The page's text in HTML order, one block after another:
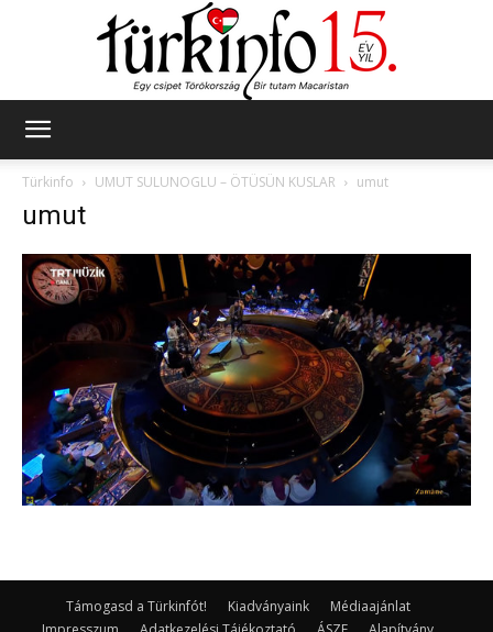
Türkinfo
UMUT SULUNOGLU – ÖTÜSÜN KUSLAR umut
umut
Támogasd a Türkinfót! Kiadványaink
Médiaajánlat